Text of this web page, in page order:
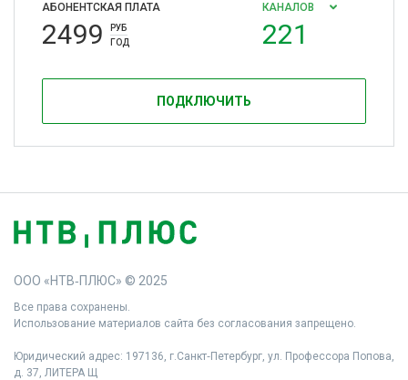
АБОНЕНТСКАЯ ПЛАТА
2499
РУБ
ГОД
КАНАЛОВ
221
ПОДКЛЮЧИТЬ
ООО «НТВ‑ПЛЮС» © 2025
Все права сохранены.
Использование материалов сайта без согласования запрещено.
Юридический адрес: 197136, г.Санкт‑Петербург, ул. Профессора Попова,
д. 37, ЛИТЕРА Щ